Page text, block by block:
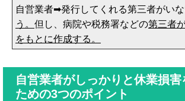
自営業者➡発行してくれる第三者がい
う。 但し、病院や税務署などの第三者
をもとに作成する。
自営業者がしっかりと休業損害
ための3つのポイント